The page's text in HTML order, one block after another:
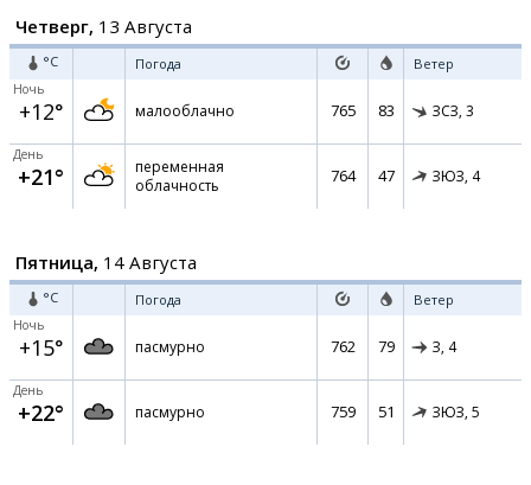
Четверг, 13 Августа
°C Погода Ветер
Ночь
+12° малооблачно 765 83 ЗСЗ, 3
День
+21°
переменная
облачность
764 47 ЗЮЗ, 4
Пятница, 14 Августа
°C Погода Ветер
Ночь
+15° пасмурно 762 79 З, 4
День
+22° пасмурно 759 51 ЗЮЗ, 5